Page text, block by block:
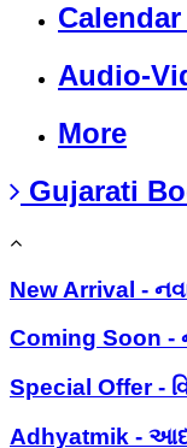
Audio-
More
Gujarati
New Arrival -
Coming Soon -
Special Offer -
Adhyatmik -